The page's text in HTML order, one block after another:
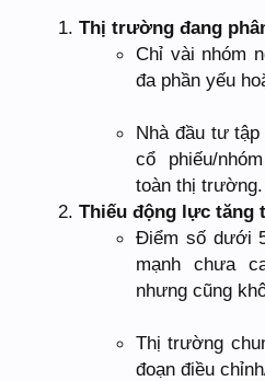
Thị trường đang
Chỉ vài nhóm
đa phần yếu
Nhà đầu tư
cổ phiếu/
toàn thị trường.
Thiếu động lực tăng
Điểm số dưới
mạnh chưa
nhưng cũng
Thị trường
đoạn điều